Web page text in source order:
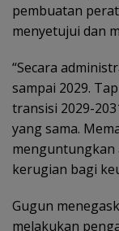
pembuatan
menyetujui dan
“Secara
sampai 2029.
transisi 2029-
yang sama.
menguntungkan
kerugian bagi
Gugun
melakukan